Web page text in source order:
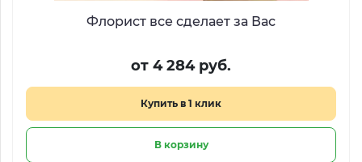
Флорист все сделает за Вас
от 4 284 руб.
Купить в 1 клик
В корзину